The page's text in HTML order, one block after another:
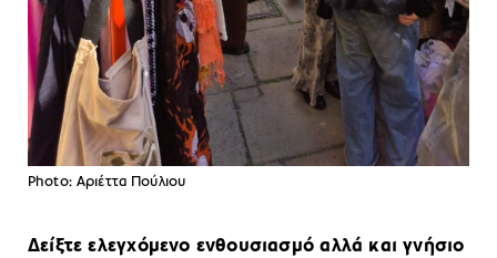
Photo: Aριέττα Πούλιου
Δείξτε ελεγχόμενο ενθουσιασμό αλλά και γνήσιο